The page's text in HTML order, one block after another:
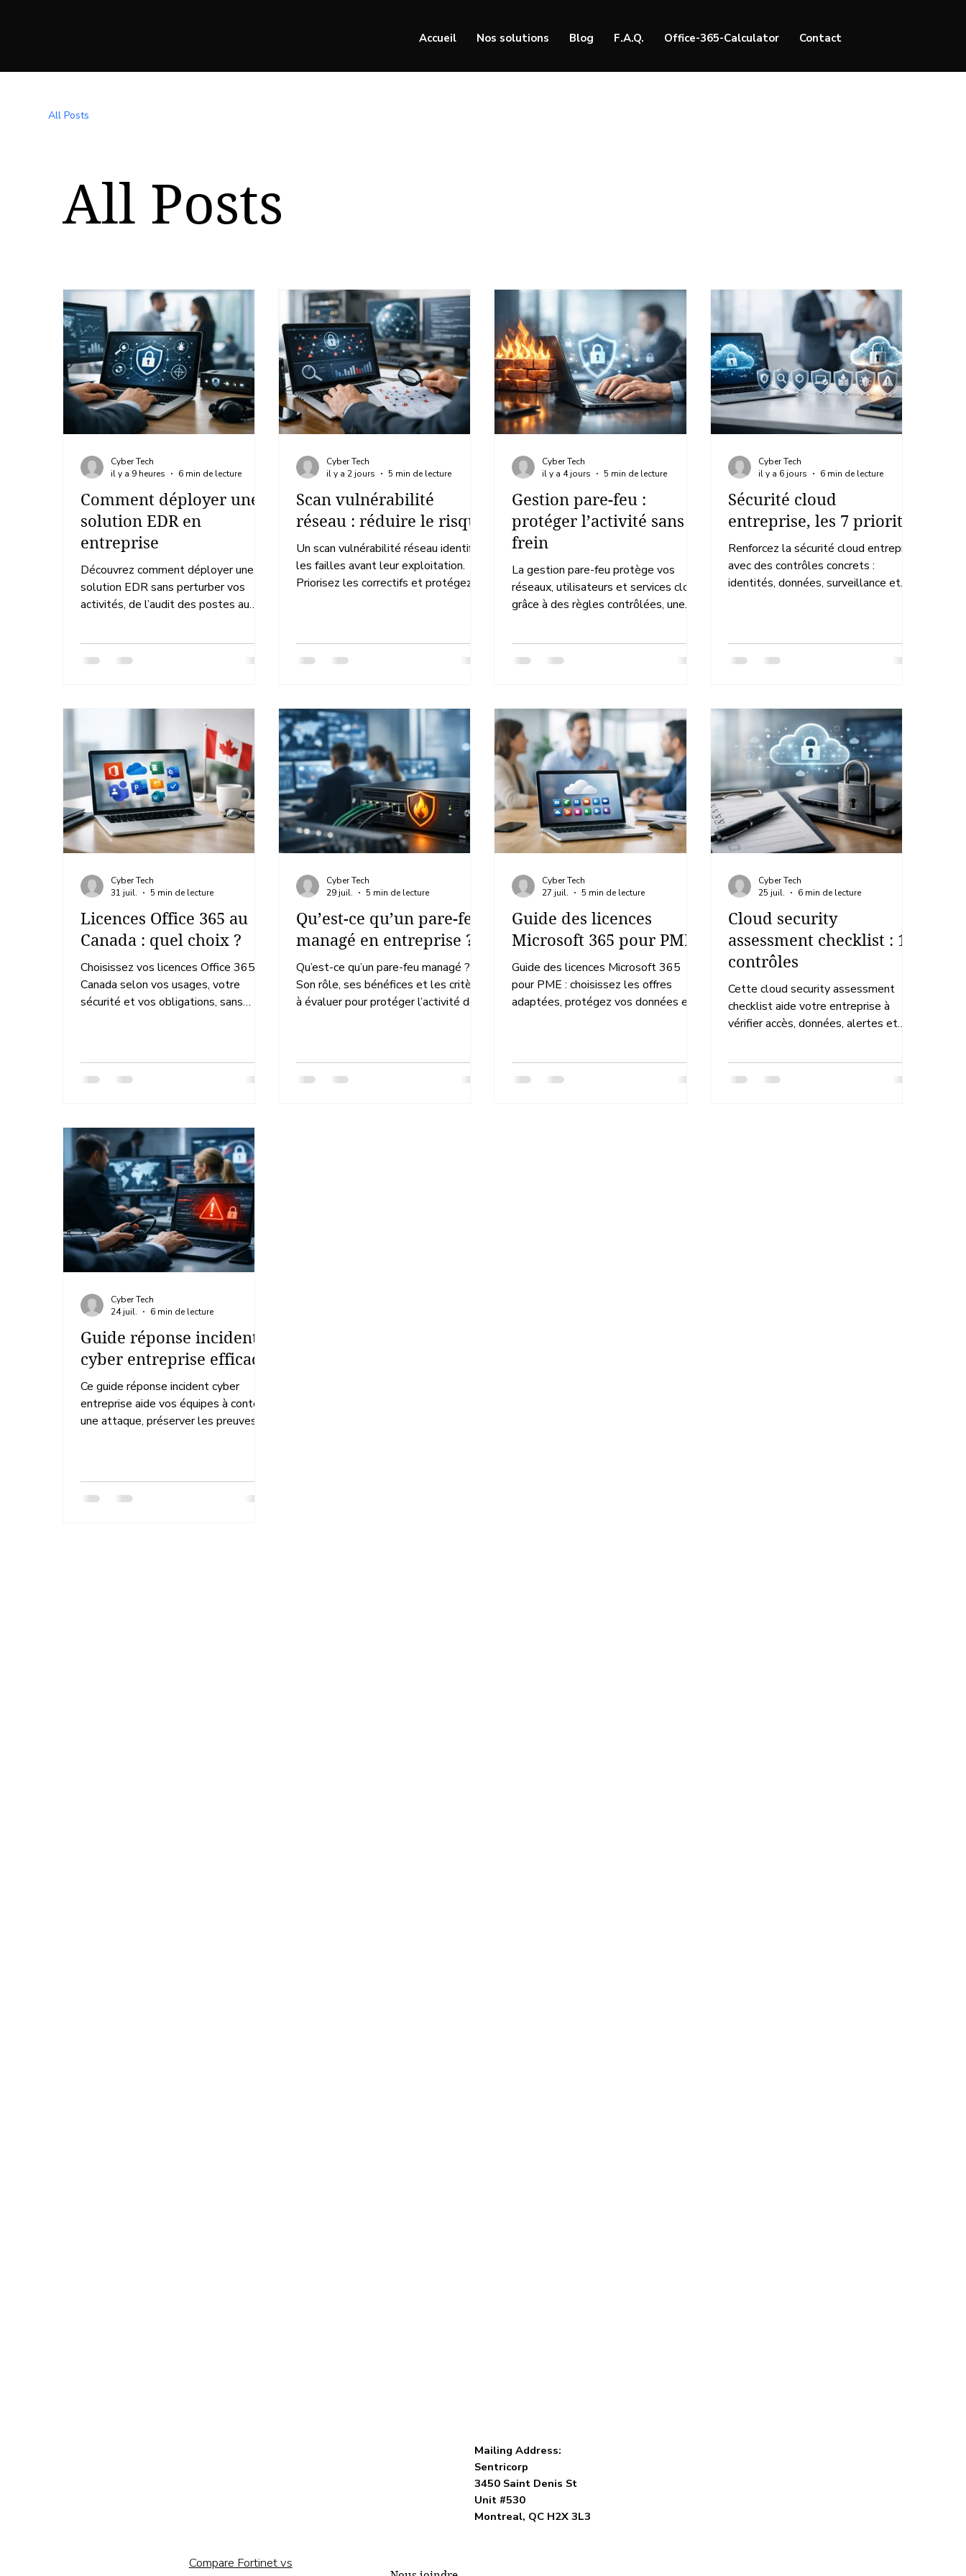
Accueil Nos solutions Blog F.A.Q. Office-365-Calculator Contact
All Posts
All Posts
Comment déployer une
solution EDR en
entreprise
Découvrez comment déployer une
solution EDR sans perturber vos
activités, de l’audit des postes au
Cyber Tech
il y a 9 heures
6 min de lecture
Scan vulnérabilité
réseau : réduire le risque
Un scan vulnérabilité réseau identifie
les failles avant leur exploitation.
Priorisez les correctifs et protégez la
Cyber Tech
il y a 2 jours
5 min de lecture
Gestion pare-feu :
protéger l’activité sans
frein
La gestion pare-feu protège vos
réseaux, utilisateurs et services cloud
grâce à des règles contrôlées, une
Cyber Tech
il y a 4 jours
5 min de lecture
Sécurité cloud
entreprise, les 7 priorités
Renforcez la sécurité cloud entreprise
avec des contrôles concrets :
identités, données, surveillance et
Cyber Tech
il y a 6 jours
6 min de lecture
Licences Office 365 au
Canada : quel choix ?
Choisissez vos licences Office 365 au
Canada selon vos usages, votre
sécurité et vos obligations, sans
Cyber Tech
31 juil.
5 min de lecture
Qu’est-ce qu’un pare-feu
managé en entreprise ?
Qu’est-ce qu’un pare-feu managé ?
Son rôle, ses bénéfices et les critères
à évaluer pour protéger l’activité de
Cyber Tech
29 juil.
5 min de lecture
Guide des licences
Microsoft 365 pour PME
Guide des licences Microsoft 365
pour PME : choisissez les offres
adaptées, protégez vos données et
Cyber Tech
27 juil.
5 min de lecture
Cloud security
assessment checklist : 12
contrôles
Cette cloud security assessment
checklist aide votre entreprise à
vérifier accès, données, alertes et
Cyber Tech
25 juil.
6 min de lecture
Guide réponse incident
cyber entreprise efficace
Ce guide réponse incident cyber
entreprise aide vos équipes à contenir
une attaque, préserver les preuves et
Cyber Tech
24 juil.
6 min de lecture
Mailing Address:
Sentricorp
3450 Saint Denis St
Unit #530
Montreal, QC H2X 3L3
Compare Fortinet vs